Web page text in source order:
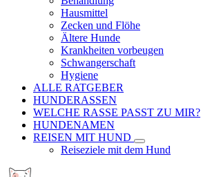
Hausmittel
Zecken und Flöhe
Ältere Hunde
Krankheiten vorbeugen
Schwangerschaft
Hygiene
ALLE RATGEBER
HUNDERASSEN
WELCHE RASSE PASST ZU MIR?
HUNDENAMEN
REISEN MIT HUND
Reiseziele mit dem Hund